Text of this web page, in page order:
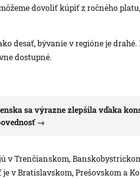
dovoliť kúpiť z ročného
desať, bývanie v regióne je
dostupné.
sa výrazne zlepšila vďaka
v Trenčianskom,
v Bratislavskom, Prešovskom a